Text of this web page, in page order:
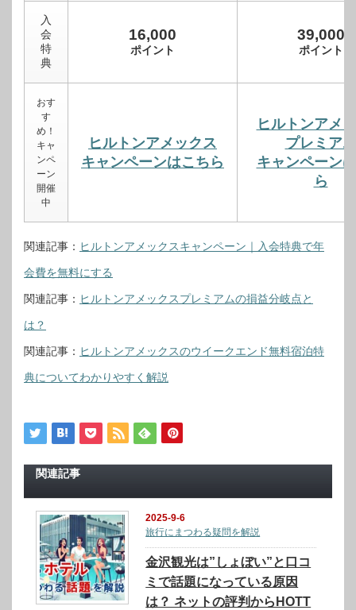
入
会
特
典
16,000
ポイント
39,000
ポイント
おす
す
め！
キャ
ンペ
ーン
開催
中
ヒルトンアメックス
キャンペーンはこちら
ヒルトンアメ
プレミアム
キャンペーン
ら
関連記事： ヒルトンアメックスキャンペーン｜入会特典で年
会費を無料にする
関連記事： ヒルトンアメックスプレミアムの損益分岐点と
は？
関連記事： ヒルトンアメックスのウイークエンド無料宿泊特
典についてわかりやすく解説
関連記事
2025-9-6
旅行にまつわる疑問を解説
金沢観光は”しょぼい”と口コ
ミで話題になっている原因
は？ ネットの評判からHOTT